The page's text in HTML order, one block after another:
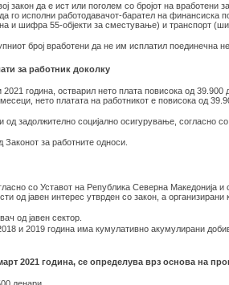
закон да е ист или поголем со бројот на
го исполни работодавачот-барател на
и шифра 55-објекти за сместување) и транспорт
број вработени да не им исплатил поединечна
за работник доколку
година, остварил нето плата повисока од
нето платата на работникот е повисока од
задолжително социјално осигурување, согласно
за работните односи.
со Уставот на Република Северна Македонија и
од јавен интерес утврден со закон, а
од јавен сектор.
и 2019 година има кумулативно акумулирани
2021 година, се определува врз основа на